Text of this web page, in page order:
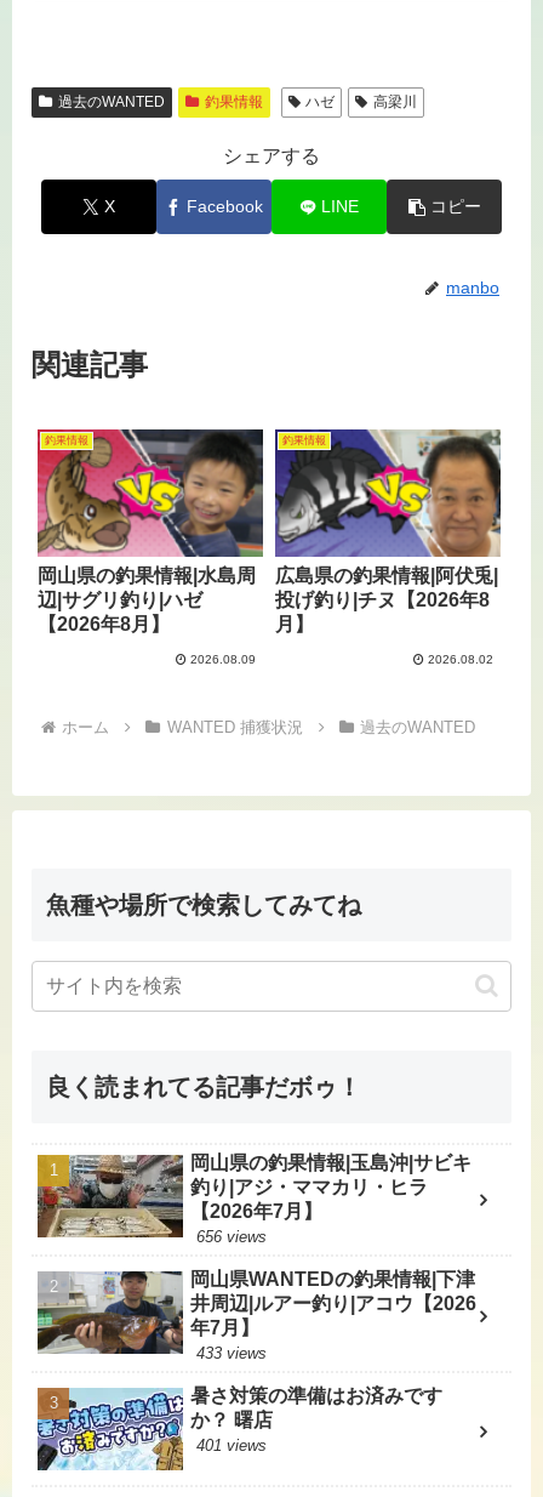
過去のWANTED 釣果情報 ハゼ 高梁川
シェアする
X Facebook LINE コピー
manbo
関連記事
釣果情報
岡山県の釣果情報|水島周
辺|サグリ釣り|ハゼ
【2026年8月】
2026.08.09
釣果情報
広島県の釣果情報|阿伏兎|
投げ釣り|チヌ【2026年8
月】
2026.08.02
ホーム WANTED 捕獲状況 過去のWANTED
魚種や場所で検索してみてね
良く読まれてる記事だボゥ！
岡山県の釣果情報|玉島沖|サビキ
釣り|アジ・ママカリ・ヒラ
【2026年7月】
656 views
岡山県WANTEDの釣果情報|下津
井周辺|ルアー釣り|アコウ【2026
年7月】
433 views
暑さ対策の準備はお済みです
か？ 曙店
401 views